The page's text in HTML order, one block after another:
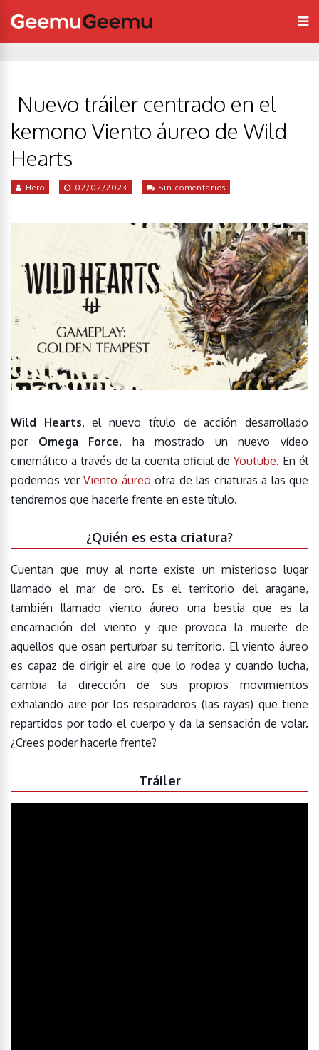
Nuevo tráiler centrado en el
kemono Viento áureo de Wild
Hearts
Hero 02/02/2023 Sin comentarios
Wild Hearts, el nuevo título de acción desarrollado
porOmega Force, ha mostrado un nuevo vídeo
cinemático a través de la cuenta oficial de Youtube. En él
podemos ver Viento áureo otra de las criaturas a las que
tendremos que hacerle frente en este título.
¿Quién es esta criatura?
Cuentan que muy al norte existe un misterioso lugar
llamado el mar de oro. Es el territorio del aragane,
también llamado viento áureo una bestia que es la
encarnación del viento y que provoca la muerte de
aquellos que osan perturbar su territorio. El viento áureo
es capaz de dirigir el aire que lo rodea y cuando lucha,
cambia la dirección de sus propios movimientos
exhalando aire por los respiraderos (las rayas) que tiene
repartidos por todo el cuerpo y da la sensación de volar.
¿Crees poder hacerle frente?
Tráiler